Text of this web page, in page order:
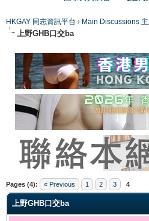
HKGAY 同志資訊平台 › Main Discussions
上野GHB口交ba
Pages (4): « Previous 1 2 3 4
上野GHB口交ba